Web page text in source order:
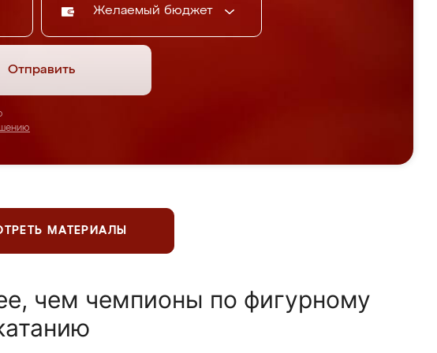
Желаемый бюджет
Отправить
МАТЕРИАЛЫ
чем чемпионы по фигурному